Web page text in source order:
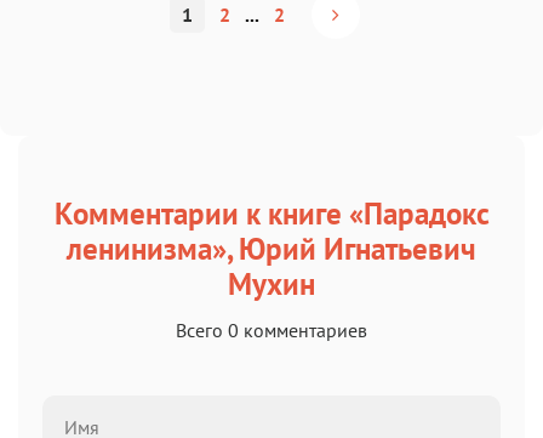
1 2 ... 2
Комментарии к книге «Парадокс
ленинизма», Юрий Игнатьевич
Мухин
Всего 0 комментариев